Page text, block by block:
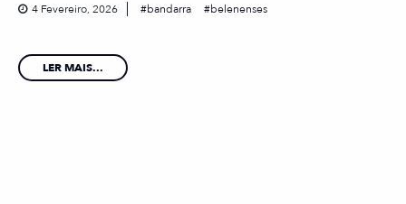
4 Fevereiro, 2026 bandarra belenenses
LER MAIS...